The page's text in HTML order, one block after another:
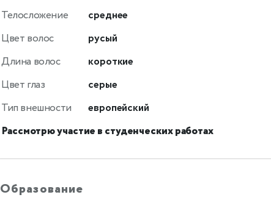
Телосложение
среднее
Цвет волос
русый
Длина волос
короткие
Цвет глаз
серые
Тип внешности
европейский
Рассмотрю участие в студенческих работах
Образование